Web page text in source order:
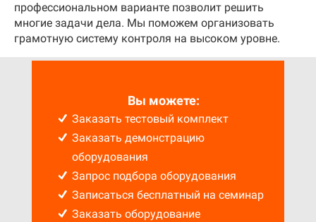
профессиональном варианте позволит решить
многие задачи дела. Мы поможем организовать
грамотную систему контроля на высоком уровне.
Вы можете:
Заказать тестовый комплект
Заказать демонстрацию
оборудования
Запрос подбора оборудования
Записаться бесплатный на семинар
Заказать оборудование